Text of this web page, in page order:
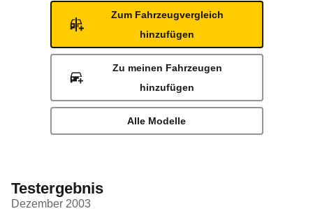
Zum Fahrzeugvergleich
hinzufügen
Zu meinen Fahrzeugen
hinzufügen
Alle Modelle
Testergebnis
Dezember 2003